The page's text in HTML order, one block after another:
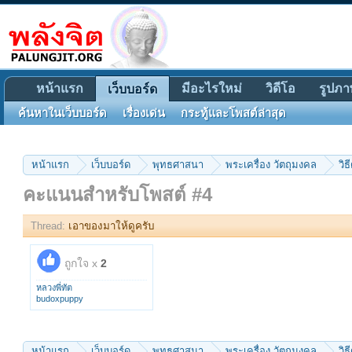
หน้าแรก เว็บบอร์ด พุทธศาสนา พระเครื่อง วัตถุมงคล วิธี
คะแนนสำหรับโพสต์ #4
Thread: เอาของมาให้ดูครับ
ถูกใจ x 2
หลวงพี่ทัต
budoxpuppy
หน้าแรก เว็บบอร์ด
ค้นหาในเว็บบอร์ด เรื่องเด่น กระทู้และโพสต์ล่าสุด
มีอะไรใหม่ วิดีโอ รูปภ